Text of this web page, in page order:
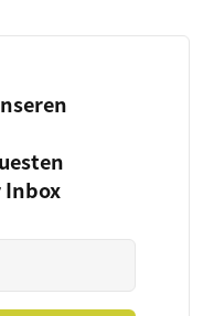
Inbox